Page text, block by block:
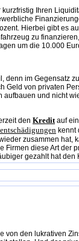
Ihren
Hierbei gibt es
zu
um die 10.000
denn im Gegensatz
Geld von privaten
aufbauen und nicht
den Kreditauf
kennt
zusammen hat,
Firmen diese Art der
gezahlt hat den
von den lukrativen